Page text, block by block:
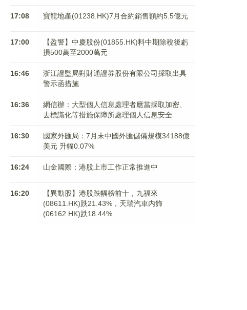
17:08 寶龍地產(01238.HK)7月合約銷售額約5.5億元
17:00
【盈警】中慶股份(01855.HK)料中期除稅後虧
損500萬至2000萬元
16:46
浙江證監局對財通證券股份有限公司採取出具
警示函措施
16:36
網信辦：大型個人信息處理者應當採取加密、
去標識化等措施保障所處理個人信息安全
16:30
國家外匯局：7月末中國外匯儲備規模34188億
美元 升幅0.07%
16:24 山金國際：港股上市工作正常推進中
16:20
【異動股】港股跌幅榜前十，九福來
(08611.HK)跌21.43%，天瑞汽車内飾
(06162.HK)跌18.44%